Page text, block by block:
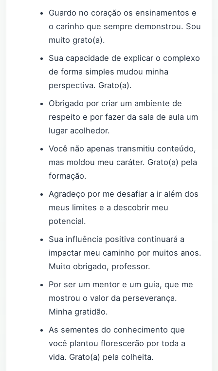
Guardo no coração os ensinamentos e
o carinho que sempre demonstrou. Sou
muito grato(a).
Sua capacidade de explicar o complexo
de forma simples mudou minha
perspectiva. Grato(a).
Obrigado por criar um ambiente de
respeito e por fazer da sala de aula um
lugar acolhedor.
Você não apenas transmitiu conteúdo,
mas moldou meu caráter. Grato(a) pela
formação.
Agradeço por me desafiar a ir além dos
meus limites e a descobrir meu
potencial.
Sua influência positiva continuará a
impactar meu caminho por muitos anos.
Muito obrigado, professor.
Por ser um mentor e um guia, que me
mostrou o valor da perseverança.
Minha gratidão.
As sementes do conhecimento que
você plantou florescerão por toda a
vida. Grato(a) pela colheita.